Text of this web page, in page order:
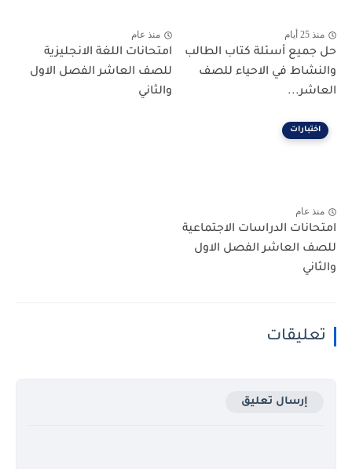
منذ 25 أيام
حل جميع أسئلة كتاب الطالب
والنشاط في الاحياء للصف
العاشر...
منذ عام
امتحانات اللغة الانجليزية
للصف العاشر الفصل الاول
والثاني
اختبارات
منذ عام
امتحانات الدراسات الاجتماعية
للصف العاشر الفصل الاول
والثاني
تعليقات
إرسال تعليق